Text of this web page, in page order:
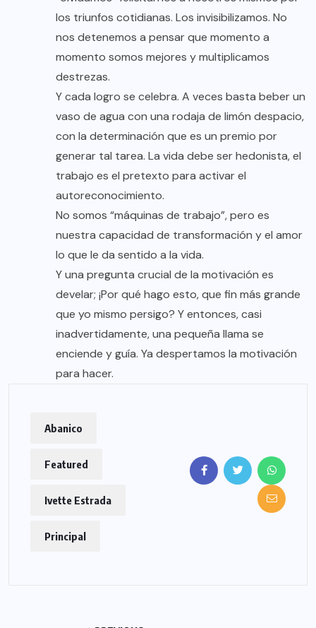
los triunfos cotidianas. Los invisibilizamos. No
nos detenemos a pensar que momento a
momento somos mejores y multiplicamos
destrezas.
Y cada logro se celebra. A veces basta beber un
vaso de agua con una rodaja de limón despacio,
con la determinación que es un premio por
generar tal tarea. La vida debe ser hedonista, el
trabajo es el pretexto para activar el
autoreconocimiento.
No somos “máquinas de trabajo”, pero es
nuestra capacidad de transformación y el amor
lo que le da sentido a la vida.
Y una pregunta crucial de la motivación es
develar; ¡Por qué hago esto, que fin más grande
que yo mismo persigo? Y entonces, casi
inadvertidamente, una pequeña llama se
enciende y guía. Ya despertamos la motivación
para hacer.
Abanico
Featured
Ivette Estrada
Principal